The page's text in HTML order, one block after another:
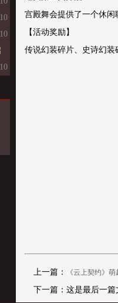
宫殿舞会提供了一个休
【活动奖励】
传说幻装碎片、史诗幻
上一篇： 《云上契约》
下一篇：这是最后一篇